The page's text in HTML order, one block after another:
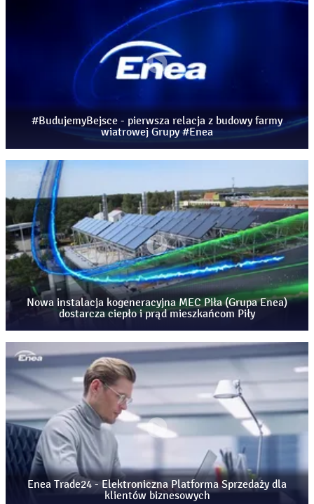
#BudujemyBejsce - pierwsza relacja z budowy farmy
wiatrowej Grupy #Enea
Nowa instalacja kogeneracyjna MEC Piła (Grupa Enea)
dostarcza ciepło i prąd mieszkańcom Piły
Enea Trade24 - Elektroniczna Platforma Sprzedaży dla
klientów biznesowych